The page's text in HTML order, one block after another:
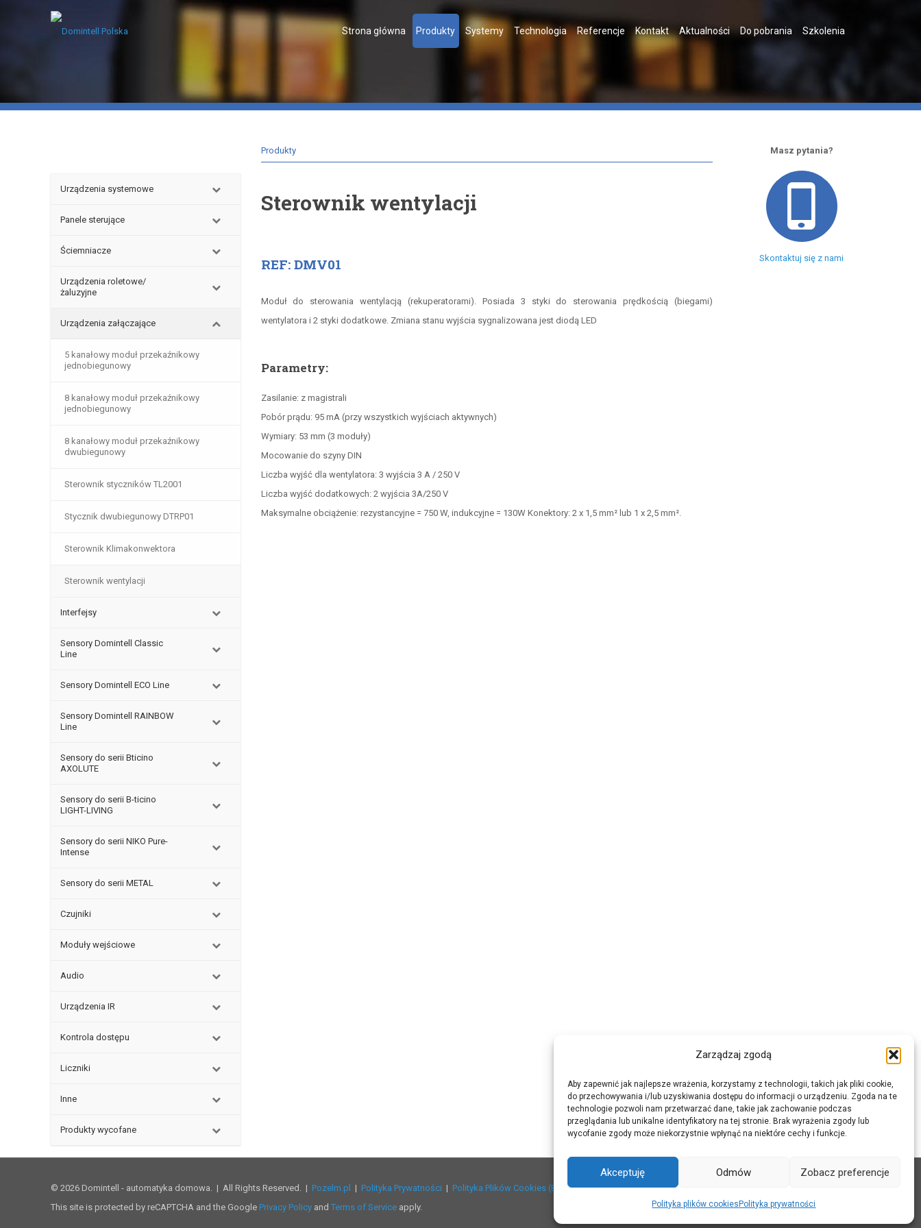
Zarządzaj zgodą
Aby zapewnić jak najlepsze wrażenia, korzystamy z technologii, takich jak pliki cookie,
do przechowywania i/lub uzyskiwania dostępu do informacji o urządzeniu. Zgoda na te
technologie pozwoli nam przetwarzać dane, takie jak zachowanie podczas
przeglądania lub unikalne identyfikatory na tej stronie. Brak wyrażenia zgody lub
wycofanie zgody może niekorzystnie wpłynąć na niektóre cechy i funkcje.
Akceptuję Odmów Zobacz preferencje
Polityka plików cookies Polityka prywatności
Strona główna Produkty Systemy Technologia Referencje Kontakt Aktualności Do pobrania Szkolenia
Urządzenia systemowe
Panele sterujące
Ściemniacze
Urządzenia roletowe/
żaluzyjne
Urządzenia załączające
5 kanałowy moduł przekaźnikowy
jednobiegunowy
8 kanałowy moduł przekaźnikowy
jednobiegunowy
8 kanałowy moduł przekaźnikowy
dwubiegunowy
Sterownik styczników TL2001
Stycznik dwubiegunowy DTRP01
Sterownik Klimakonwektora
Sterownik wentylacji
Interfejsy
Sensory Domintell Classic
Line
Sensory Domintell ECO Line
Sensory Domintell RAINBOW
Line
Sensory do serii Bticino
AXOLUTE
Sensory do serii B-ticino
LIGHT-LIVING
Sensory do serii NIKO Pure-
Intense
Sensory do serii METAL
Czujniki
Moduły wejściowe
Audio
Urządzenia IR
Kontrola dostępu
Liczniki
Inne
Produkty wycofane
Produkty
Sterownik wentylacji
REF: DMV01
Moduł do sterowania wentylacją (rekuperatorami). Posiada 3 styki do sterowania prędkością (biegami)
wentylatora i 2 styki dodatkowe. Zmiana stanu wyjścia sygnalizowana jest diodą LED
Parametry:
Zasilanie: z magistrali
Pobór prądu: 95 mA (przy wszystkich wyjściach aktywnych)
Wymiary: 53 mm (3 moduły)
Mocowanie do szyny DIN
Liczba wyjść dla wentylatora: 3 wyjścia 3 A / 250 V
Liczba wyjść dodatkowych: 2 wyjścia 3A/250 V
Maksymalne obciążenie: rezystancyjne = 750 W, indukcyjne = 130W Konektory: 2 x 1,5 mm² lub 1 x 2,5 mm².
Masz pytania?
Skontaktuj się z nami
© 2026 Domintell - automatyka domowa. | All Rights Reserved. | Pozelm.pl | Polityka Prywatności | Polityka Plików Cookies (EU)
This site is protected by reCAPTCHA and the Google Privacy Policy and Terms of Service apply.